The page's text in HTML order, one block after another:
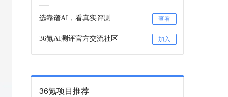
选靠谱AI，看真实评测 查看
36氪AI测评官方交流社区 加入
36氪项目推荐